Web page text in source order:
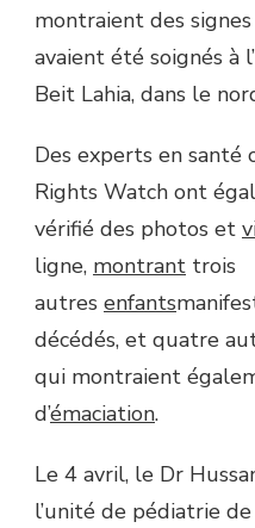
montraient des signes
avaient été soignés à
Beit Lahia, dans le
Des experts en santé
Rights Watch ont
vérifié des photos et
ligne, montrant trois
autres enfants
décédés, et quatre
qui montraient
d’émaciation.
Le 4 avril, le Dr
l’unité de pédiatrie